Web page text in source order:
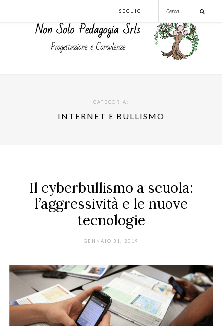
SEGUICI +
CATEGORIA:
INTERNET E BULLISMO
Il cyberbullismo a scuola:
l’aggressività e le nuove
tecnologie
GENNAIO 31, 2019